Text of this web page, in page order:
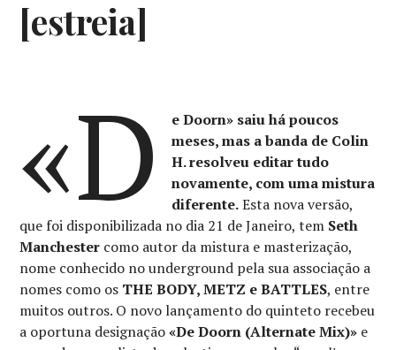
[estreia]
«D
e Doorn» saiu há poucos
meses, mas a banda de Colin
H. resolveu editar tudo
novamente, com uma mistura
diferente.Esta nova versão,
que foi disponibilizada no dia 21 de Janeiro, tem Seth
Manchester como autor da mistura e masterização,
nome conhecido no underground pela sua associação a
nomes como os THE BODY, METZ e BATTLES, entre
muitos outros. O novo lançamento do quinteto recebeu
a oportuna designação«De Doorn (Alternate Mix)» e